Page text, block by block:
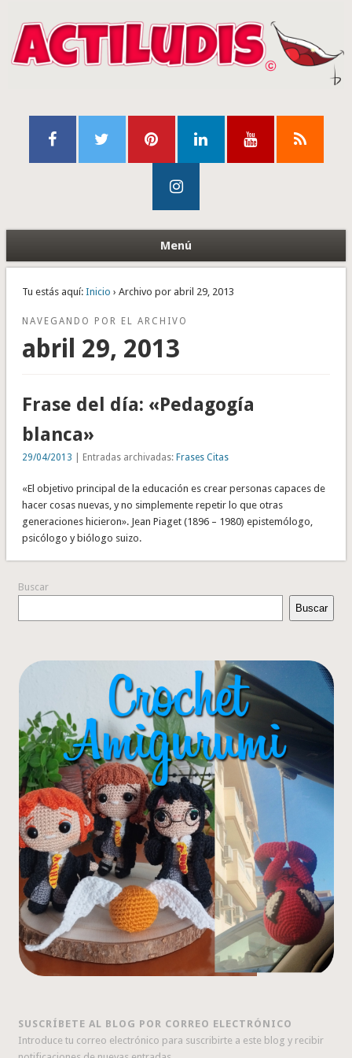
Menú
Tu estás aquí: Inicio › Archivo por abril 29, 2013
NAVEGANDO POR EL ARCHIVO
abril 29, 2013
Frase del día: «Pedagogía
blanca»
29/04/2013 | Entradas archivadas: Frases Citas
«El objetivo principal de la educación es crear personas capaces de
hacer cosas nuevas, y no simplemente repetir lo que otras
generaciones hicieron». Jean Piaget (1896 – 1980) epistemólogo,
psicólogo y biólogo suizo.
Buscar
Buscar
SUSCRÍBETE AL BLOG POR CORREO ELECTRÓNICO
Introduce tu correo electrónico para suscribirte a este blog y recibir